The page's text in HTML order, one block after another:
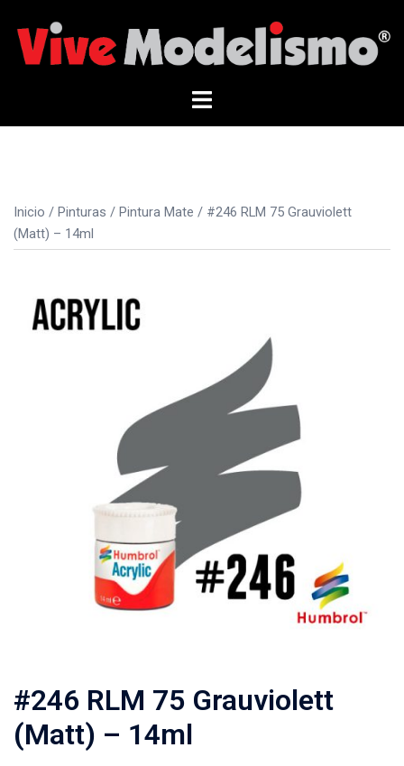
contenido
Alternar
Inicio / Pinturas / Pintura Mate / #246 RLM 75 Grauviolett
(Matt) – 14ml
#246 RLM 75 Grauviolett
(Matt) – 14ml